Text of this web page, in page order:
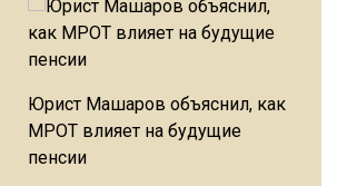
Юрист Машаров объяснил, как
МРОТ влияет на будущие
пенсии